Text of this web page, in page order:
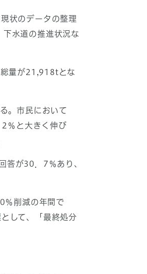
状のデータの整理
水道の推進状況な
量が21,918tとな
。市民において
％と大きく伸び
答が30．7％あり、
％削減の年間で
して、「最終処分